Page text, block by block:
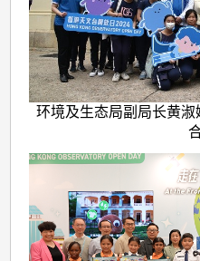
环境及生态局副局长黄